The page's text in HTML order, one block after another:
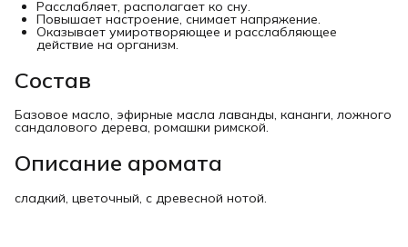
Расслабляет, располагает ко сну.
Повышает настроение, снимает напряжение.
Оказывает умиротворяющее и расслабляющее
действие на организм.
Состав
Базовое масло, эфирные масла лаванды, кананги, ложного
сандалового дерева, ромашки римской.
Описание аромата
сладкий, цветочный, с древесной нотой.